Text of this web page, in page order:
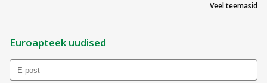
Veel teemasid
Euroapteek uudised